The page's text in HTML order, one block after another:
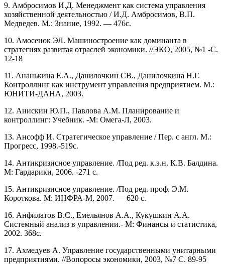
9. Амбросимов И.Д. Менеджмент как система управления
хозяйственной деятельностью / И.Д. Амбросимов, В.П.
Медведев. М.: Знание, 1992. — 476с.
10. Амосенок ЭЛ. Машиностроение как доминанта в
стратегиях развитая отраслей экономики. //ЭКО, 2005, №1 -С.
12-18
11. Ананькина Е.А., Данилочкин СВ., Данилочкина Н.Г.
Контроллинг как инструмент управления предприятием. М.:
ЮНИТИ-ДАНА, 2003.
12. Анискин Ю.П., Павлова А.М. Планирование и
контроллинг: Учебник. -М: Омега-Л, 2003.
13. Ансофф И. Стратегическое управление / Пер. с англ. М.:
Прогресс, 1998.-519с.
14. Антикризисное управление. /Под ред. к.э.н. К.В. Балдина.
М: Гардарики, 2006. -271 с.
15. Антикризисное управление. /Под ред. проф. Э.М.
Короткова. М: ИНФРА-М, 2007. — 620 с.
16. Анфилатов B.C., Емельянов А.А., Кукушкин А.А.
Системный анализ в управлении.- М: Финансы и статистика,
2002. 368с.
17. Ахмедуев А. Управление государственными унитарными
предприятиями. //Вопоросы экономики, 2003, №7 С. 89-95